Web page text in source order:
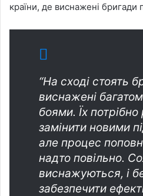
країни, де виснажені бригади
“На сході стоять
виснажені
боями. Їх потрібно
замінити новими
але процес
надто повільно.
виснажуються, і
забезпечити